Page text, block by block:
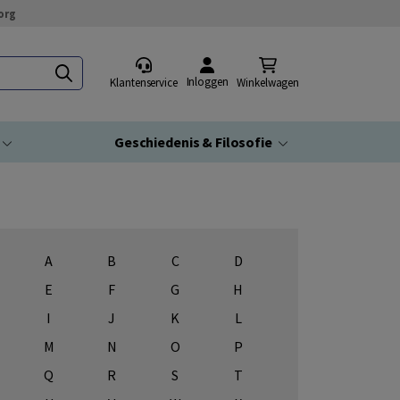
Klantenservice Inloggen Winkelwagen
Geschiedenis & Filosofie
A B C
D
E
F G
H
I
J K
L
M
N O
P
Q
R S
T